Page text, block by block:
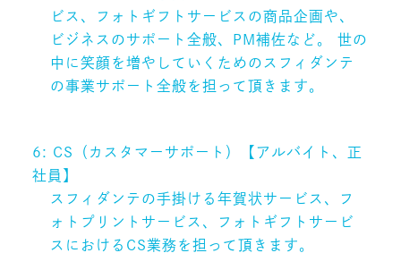
ビス、フォトギフトサービスの商品企画や、
ビジネスのサポート全般、PM補佐など。 世の
中に笑顔を増やしていくためのスフィダンテ
の事業サポート全般を担って頂きます。
6: CS（カスタマーサポート）【アルバイト、正
社員】
スフィダンテの手掛ける年賀状サービス、フ
ォトプリントサービス、フォトギフトサービ
スにおけるCS業務を担って頂きます。